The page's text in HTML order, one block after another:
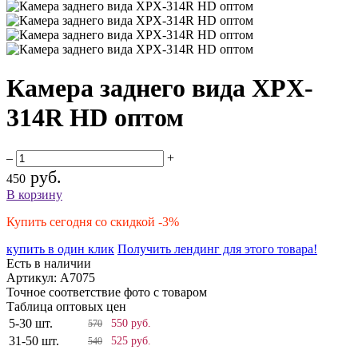
Камера заднего вида XPX-
314R HD оптом
–
+
450 руб.
В корзину
Купить сегодня со скидкой -3%
купить в один клик Получить лендинг для этого товара!
Есть в наличии
Артикул: A7075
Точное соответствие фото с товаром
Таблица оптовых цен
5-30 шт.
570 550 руб.
31-50 шт. 540 525 руб.